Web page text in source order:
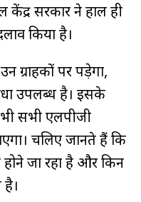
सरकार ने हाल ही
किया है।
ग्राहकों पर पड़ेगा,
उपलब्ध है। इसके
सभी एलपीजी
चलिए जानते हैं कि
जा रहा है और किन